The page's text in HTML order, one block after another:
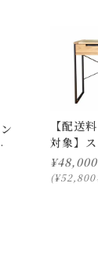
す。
します。
ん。
のお手伝いを
【配送
対象】
ク S
¥48,000
¥52,800